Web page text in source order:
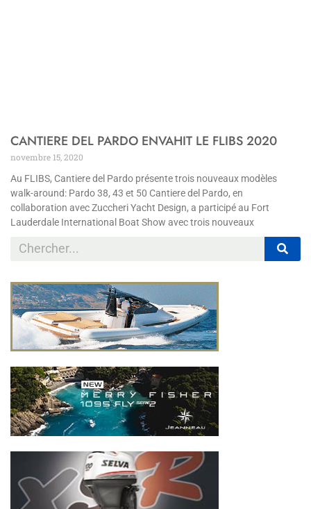
CANTIERE DEL PARDO ENVAHIT LE FLIBS 2020
novembre 15, 2020
Au FLIBS, Cantiere del Pardo présente trois nouveaux modèles
walk-around: Pardo 38, 43 et 50 Cantiere del Pardo, en
collaboration avec Zuccheri Yacht Design, a participé au Fort
Lauderdale International Boat Show avec trois nouveaux